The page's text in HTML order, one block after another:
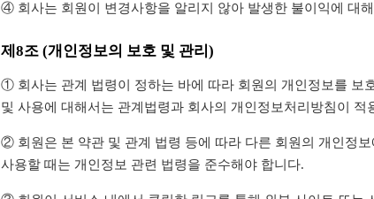
④ 회사는 회원이 변경사항을 알리지 않아 발생한 불이익에 대
제8조 (개인정보의 보호 및 관리)
① 회사는 관계 법령이 정하는 바에 따라 회원의 개인정보를 보
및 사용에 대해서는 관계법령과 회사의 개인정보처리방침이 적
② 회원은 본 약관 및 관계 법령 등에 따라 다른 회원의 개인정
사용할 때는 개인정보 관련 법령을 준수해야 합니다.